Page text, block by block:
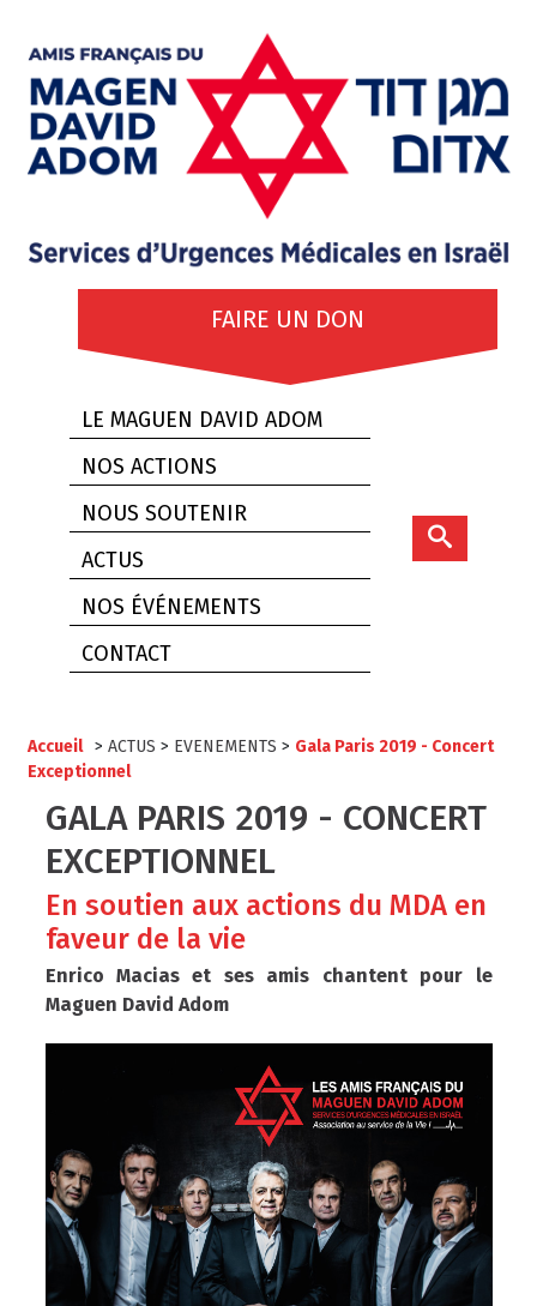
FAIRE UN DON
LE MAGUEN DAVID ADOM
NOS ACTIONS
NOUS SOUTENIR
ACTUS
NOS ÉVÉNEMENTS
CONTACT
Accueil > ACTUS > EVENEMENTS > Gala Paris 2019 - Concert
Exceptionnel
GALA PARIS 2019 - CONCERT
EXCEPTIONNEL
En soutien aux actions du MDA en
faveur de la vie
Enrico Macias et ses amis chantent pour le
Maguen David Adom